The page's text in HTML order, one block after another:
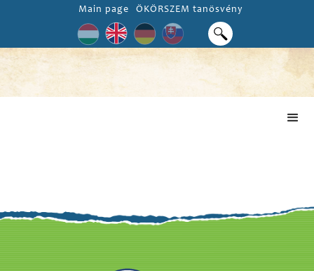
Main page ÖKÖRSZEM tanösvény